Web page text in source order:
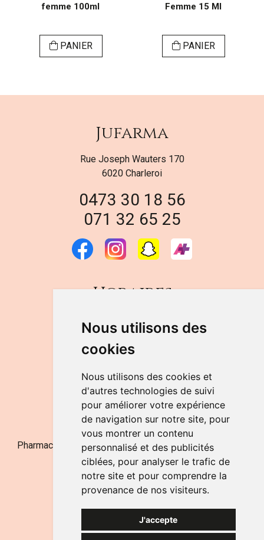
Nous utilisons des
cookies
Nous utilisons des cookies et
d'autres technologies de suivi
pour améliorer votre expérience
de navigation sur notre site, pour
vous montrer un contenu
personnalisé et des publicités
ciblées, pour analyser le trafic de
notre site et pour comprendre la
provenance de nos visiteurs.
J'accepte
femme 100ml
PANIER
Femme 15 Ml
PANIER
Jufarma
Rue Joseph Wauters 170
6020 Charleroi
0473 30 18 56
071 32 65 25
Horaires
DU LUNDI AU VENDREDI
de 9h à 12h30 et de 14h à 18h
LE SAMEDI
de 9h à 12h30
NOUS CONTACTER
Pharmacie Jufarma - Fatima Abachra - APB 521704 - N°
Entreprise BE0882-700-592